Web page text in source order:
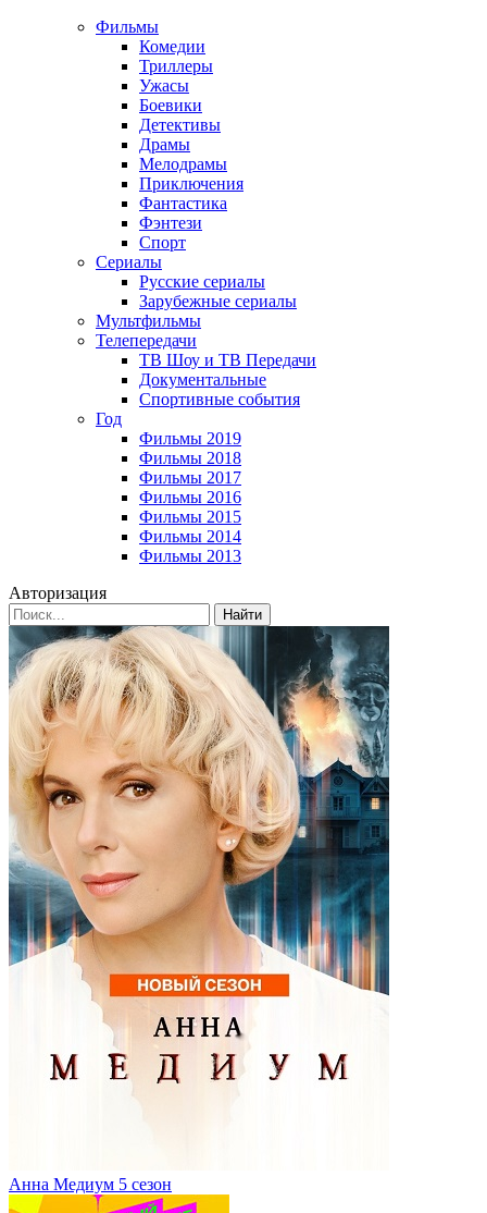
Фильмы
Комедии
Триллеры
Ужасы
Боевики
Детективы
Драмы
Мелодрамы
Приключения
Фантастика
Фэнтези
Спорт
Сериалы
Русские сериалы
Зарубежные сериалы
Мультфильмы
Телепередачи
ТВ Шоу и ТВ Передачи
Документальные
Спортивные события
Год
Фильмы 2019
Фильмы 2018
Фильмы 2017
Фильмы 2016
Фильмы 2015
Фильмы 2014
Фильмы 2013
Авторизация
Найти
Анна Медиум 5 сезон